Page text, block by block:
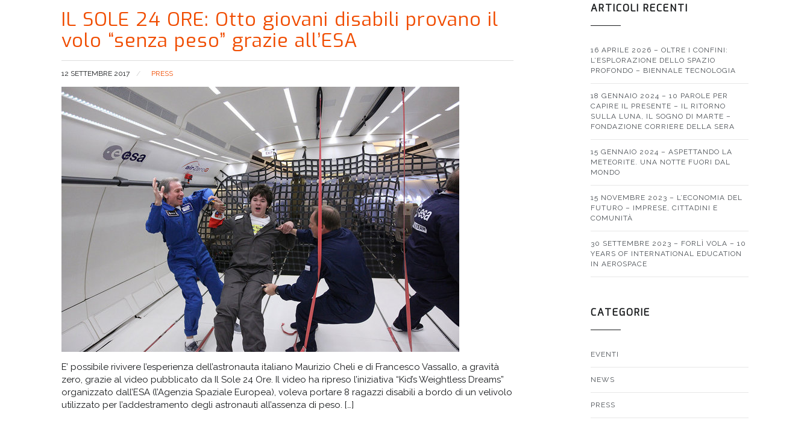
IL SOLE 24 ORE: Otto giovani disabili provano il
volo “senza peso” grazie all’ESA
12 SETTEMBRE 2017 PRESS
E’ possibile rivivere l’esperienza dell’astronauta italiano Maurizio Cheli e di Francesco Vassallo, a gravità
zero, grazie al video pubblicato da Il Sole 24 Ore. Il video ha ripreso l’iniziativa “Kid’s Weightless Dreams”
organizzato dall’ESA (l’Agenzia Spaziale Europea), voleva portare 8 ragazzi disabili a bordo di un velivolo
utilizzato per l’addestramento degli astronauti all’assenza di peso. […]
ARTICOLI RECENTI
16 APRILE 2026 – OLTRE I CONFINI:
L’ESPLORAZIONE DELLO SPAZIO
PROFONDO – BIENNALE TECNOLOGIA
18 GENNAIO 2024 – 10 PAROLE PER
CAPIRE IL PRESENTE – IL RITORNO
SULLA LUNA, IL SOGNO DI MARTE –
FONDAZIONE CORRIERE DELLA SERA
15 GENNAIO 2024 – ASPETTANDO LA
METEORITE. UNA NOTTE FUORI DAL
MONDO
15 NOVEMBRE 2023 – L’ECONOMIA DEL
FUTURO – IMPRESE, CITTADINI E
COMUNITÀ
30 SETTEMBRE 2023 – FORLÌ VOLA – 10
YEARS OF INTERNATIONAL EDUCATION
IN AEROSPACE
CATEGORIE
EVENTI
NEWS
PRESS